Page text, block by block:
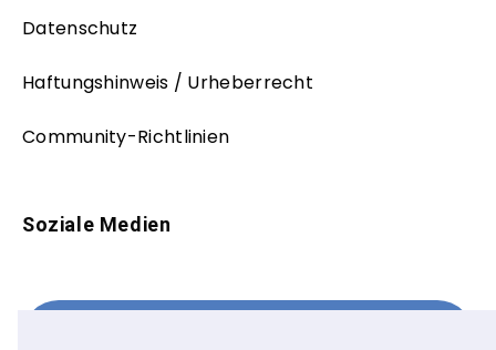
Datenschutz
Haftungshinweis / Urheberrecht
Community-Richtlinien
Soziale Medien